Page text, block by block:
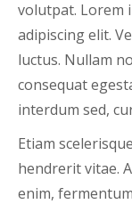
volutpat. Lorem
adipiscing elit.
luctus. Nullam
consequat
interdum sed,
Etiam
hendrerit vitae.
enim,